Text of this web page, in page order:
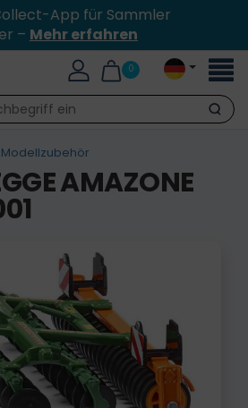
App für Sammler
– Mehr erfahren
0
Suche
Modellzubehör
AMAZONE